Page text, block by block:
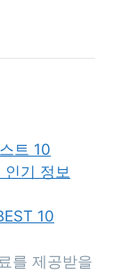
트 10
인기 정보
10
를 제공받을